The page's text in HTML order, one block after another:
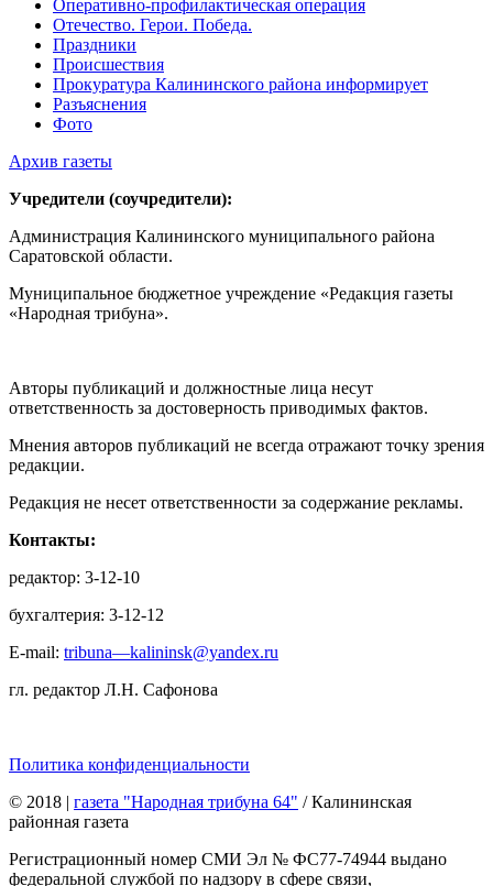
Оперативно-профилактическая операция
Отечество. Герои. Победа.
Праздники
Происшествия
Прокуратура Калининского района информирует
Разъяснения
Фото
Архив газеты
Учредители (соучредители):
Администрация Калининского муниципального района
Саратовской области.
Муниципальное бюджетное учреждение «Редакция газеты
«Народная трибуна».
Авторы публикаций и должностные лица несут
ответственность за достоверность приводимых фактов.
Мнения авторов публикаций не всегда отражают точку зрения
редакции.
Редакция не несет ответственности за содержание рекламы.
Контакты:
редактор: 3-12-10
бухгалтерия: 3-12-12
E-mail: tribuna—kalininsk@yandex.ru
гл. редактор Л.Н. Сафонова
Политика конфиденциальности
© 2018
газета "Народная трибуна 64" / Калининская
районная газета
Регистрационный номер СМИ Эл № ФС77-74944 выдано
федеральной службой по надзору в сфере связи,